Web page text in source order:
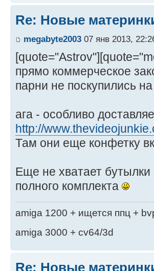
Re: Новые
megabyte2003 07 янв 2013,
прямо коммерческое
парни не поскупились
ага - особливо
http://
Там они еще конфетку
Еще не хватает бутылки
полного комплекта
amiga 1200 + ищется ппц +
amiga 3000 + cv64/3d
Re: Новые